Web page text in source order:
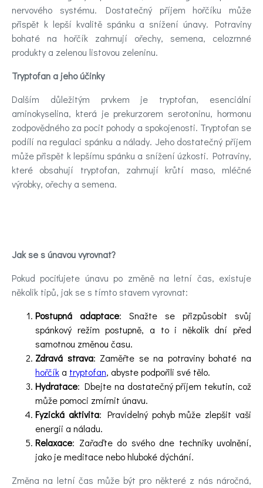
nervového systému. Dostatečný příjem hořčíku může
přispět k lepší kvalitě spánku a snížení únavy. Potraviny
bohaté na hořčík zahrnují ořechy, semena, celozrnné
produkty a zelenou listovou zeleninu.
Tryptofan a jeho účinky
Dalším důležitým prvkem je tryptofan, esenciální
aminokyselina, která je prekurzorem serotoninu, hormonu
zodpovědného za pocit pohody a spokojenosti. Tryptofan se
podílí na regulaci spánku a nálady. Jeho dostatečný příjem
může přispět k lepšímu spánku a snížení úzkosti. Potraviny,
které obsahují tryptofan, zahrnují krůtí maso, mléčné
výrobky, ořechy a semena.
Jak se s únavou vyrovnat?
Pokud pociťujete únavu po změně na letní čas, existuje
několik tipů, jak se s tímto stavem vyrovnat:
Postupná adaptace: Snažte se přizpůsobit svůj
spánkový režim postupně, a to i několik dní před
samotnou změnou času.
Zdravá strava: Zaměřte se na potraviny bohaté na
hořčík a tryptofan, abyste podpořili své tělo.
Hydratace: Dbejte na dostatečný příjem tekutin, což
může pomoci zmírnit únavu.
Fyzická aktivita: Pravidelný pohyb může zlepšit vaši
energii a náladu.
Relaxace: Zařaďte do svého dne techniky uvolnění,
jako je meditace nebo hluboké dýchání.
Změna na letní čas může být pro některé z nás náročná,